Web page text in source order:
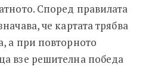
Според правилата
че картата трябва
а при повторното
взе решителна победа